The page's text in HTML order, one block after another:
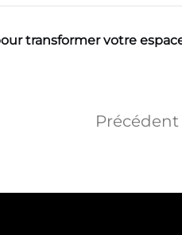
transformer votre
Précédent